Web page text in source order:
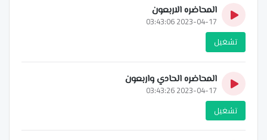
المحاضره الاربعون
2023-04-17 03:43:06
تشغيل
المحاضره الحادي واربعون
2023-04-17 03:43:26
تشغيل